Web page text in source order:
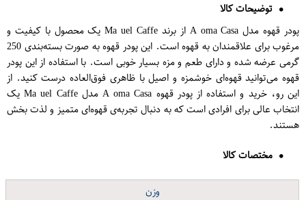
توضیحات کالا
پودر قهوه مدل A oma Casa از برند Ma uel Caffe یک محصول با کیفیت و
مرغوب برای علاقمندان به قهوه است. این پودر قهوه به صورت بسته‌بندی 250
گرمی عرضه شده و دارای طعم و مزه بسیار خوبی است. با استفاده از این پودر
قهوه می‌توانید قهوه‌ای خوشمزه و اصیل با ظاهری فوق‌العاده درست کنید. از
این رو، خرید و استفاده از پودر قهوه A oma Casa مدل Ma uel Caffe یک
انتخاب عالی برای افرادی است که به دنبال تجربه‌ی قهوه‌ای متمیز و لذت بخش
هستند.
مختصات کالا
وزن